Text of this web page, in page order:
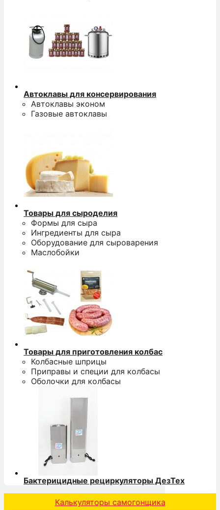
Автоклавы для консервирования
Автоклавы эконом
Газовые автоклавы
Товары для сыроделия
Формы для сыра
Ингредиенты для сыра
Оборудование для сыроварения
Маслобойки
Товары для приготовления колбас
Колбасные шприцы
Приправы и специи для колбасы
Оболочки для колбасы
Бактерицидные рециркуляторы ДезТех
Калькуляторы самогонщика